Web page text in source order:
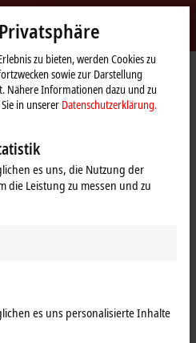
myBeckhoff
und IO-Link-Box
Kompakt Box
Tabellarische Produktübersicht
Box,
SSI-Geber-Interface
zu bieten, werden Cookies zu
sowie zur Darstellung
Nähere Informationen dazu und zu
in unserer Datenschutzerklärung.
es uns, die Nutzung der
die Leistung zu messen und zu
es uns personalisierte Inhalte